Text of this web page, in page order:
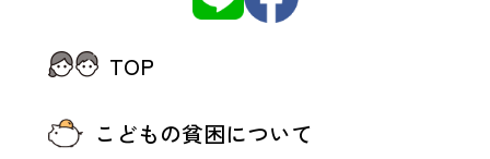
TOP
こどもの貧困について